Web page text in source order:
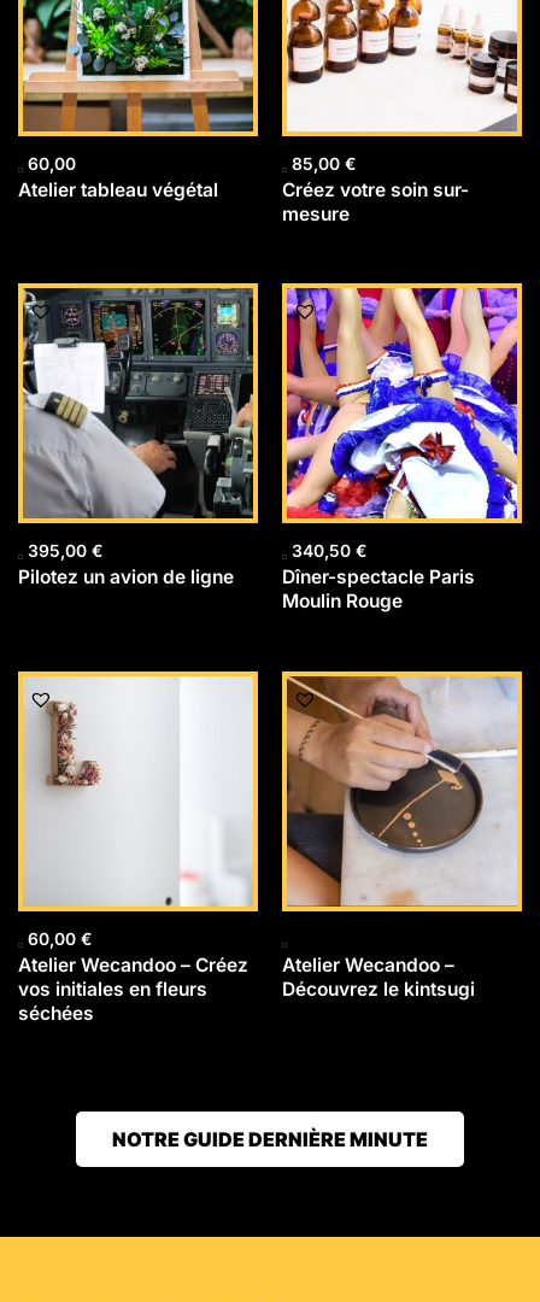
60,00
Atelier tableau végétal
85,00 €
Créez votre soin sur-
mesure
395,00 €
Pilotez un avion de ligne
340,50 €
Dîner-spectacle Paris
Moulin Rouge
60,00 €
Atelier Wecandoo – Créez
vos initiales en fleurs
séchées
Atelier Wecandoo –
Découvrez le kintsugi
NOTRE GUIDE DERNIÈRE MINUTE